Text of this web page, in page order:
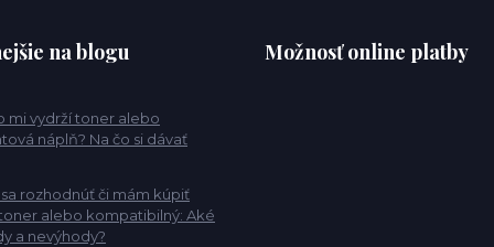
na blogu
mi vydrží toner alebo
náplň? Na čo si dávať
rozhodnúť či mám kúpiť
alebo kompatibilný: Aké
a nevýhody?
Možnosť online platby